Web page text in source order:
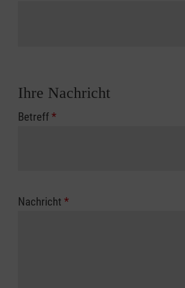
Ihre Nachricht
Betreff*
Nachricht *